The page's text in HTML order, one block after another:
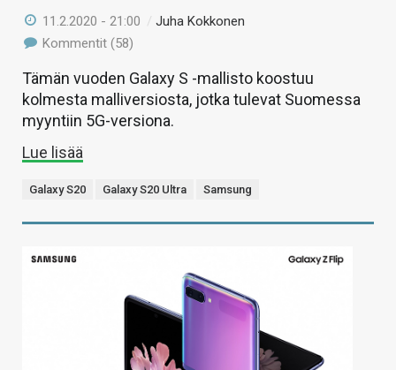
11.2.2020 - 21:00 /Juha Kokkonen
Kommentit (58)
Tämän vuoden Galaxy S -mallisto koostuu
kolmesta malliversiosta, jotka tulevat Suomessa
myyntiin 5G-versiona.
Lue lisää
Galaxy S20 Galaxy S20 Ultra Samsung